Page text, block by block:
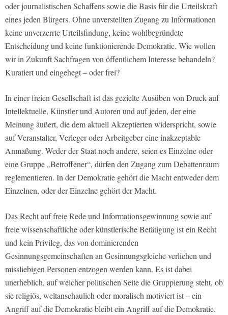
oder journalistischen Schaffens sowie die Basis für die Urteilskraft
eines jeden Bürgers. Ohne unverstellten Zugang zu Informationen
keine unverzerrte Urteilsfindung, keine wohlbegründete
Entscheidung und keine funktionierende Demokratie. Wie wollen
wir in Zukunft Sachfragen von öffentlichem Interesse behandeln?
Kuratiert und eingehegt – oder frei?
In einer freien Gesellschaft ist das gezielte Ausüben von Druck auf
Intellektuelle, Künstler und Autoren und auf jeden, der eine
Meinung äußert, die dem aktuell Akzeptierten widerspricht, sowie
auf Veranstalter, Verleger oder Arbeitgeber eine inakzeptable
Anmaßung. Weder der Staat noch andere, seien es Einzelne oder
eine Gruppe „Betroffener“, dürfen den Zugang zum Debattenraum
reglementieren. In der Demokratie gehört die Macht entweder dem
Einzelnen, oder der Einzelne gehört der Macht.
Das Recht auf freie Rede und Informationsgewinnung sowie auf
freie wissenschaftliche oder künstlerische Betätigung ist ein Recht
und kein Privileg, das von dominierenden
Gesinnungsgemeinschaften an Gesinnungsgleiche verliehen und
missliebigen Personen entzogen werden kann. Es ist dabei
unerheblich, auf welcher politischen Seite die Gruppierung steht, ob
sie religiös, weltanschaulich oder moralisch motiviert ist – ein
Angriff auf die Demokratie bleibt ein Angriff auf die Demokratie.